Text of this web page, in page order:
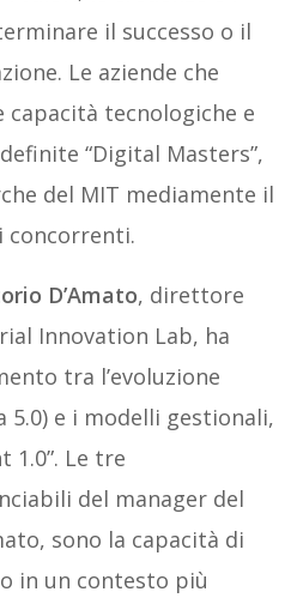
il successo o il
Le aziende che
capacità tecnologiche e
“Digital Masters”,
del MIT mediamente il
concorrenti.
D’Amato, direttore
Innovation Lab, ha
tra l’evoluzione
e i modelli gestionali,
1.0”. Le tre
del manager del
sono la capacità di
in un contesto più